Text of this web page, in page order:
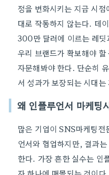
정을 변화시키는 지금 시
대로 작동하지 않는다. 데
300만 달러에 이르는 레
우리 브랜드가 확보해야
자문해봐야 한다. 단순히
서 성과가 보장되는 시대는
왜 인플루언서 마케팅
많은 기업이 SNS마케팅
언서와 협업하지만, 결과
한다. 가장 흔한 실수는 인